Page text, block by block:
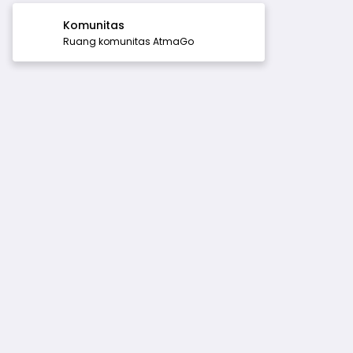
Komunitas
Ruang komunitas AtmaGo